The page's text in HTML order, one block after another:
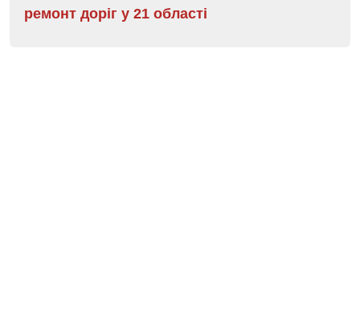
ремонт доріг у 21 області